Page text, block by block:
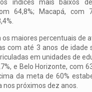
índices mais baixos
64,8%; Macapá, com
os maiores percentuais de
com até 3 anos de idade
em unidades de
e Belo Horizonte, com
da meta de 60%
nos próximos dez anos.